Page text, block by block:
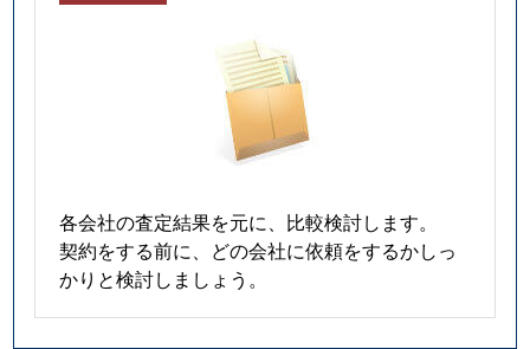
各会社の査定結果を元に、比較検討します。
契約をする前に、どの会社に依頼をするかしっ
かりと検討しましょう。